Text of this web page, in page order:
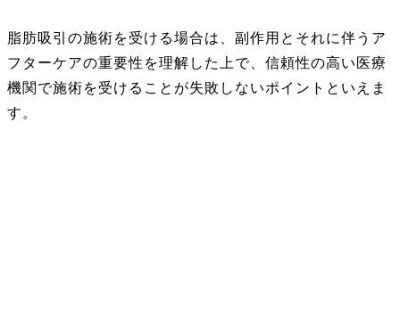
脂肪吸引の施術を受ける場合は、副作用とそれに伴うア
フターケアの重要性を理解した上で、信頼性の高い医療
機関で施術を受けることが失敗しないポイントといえま
す。